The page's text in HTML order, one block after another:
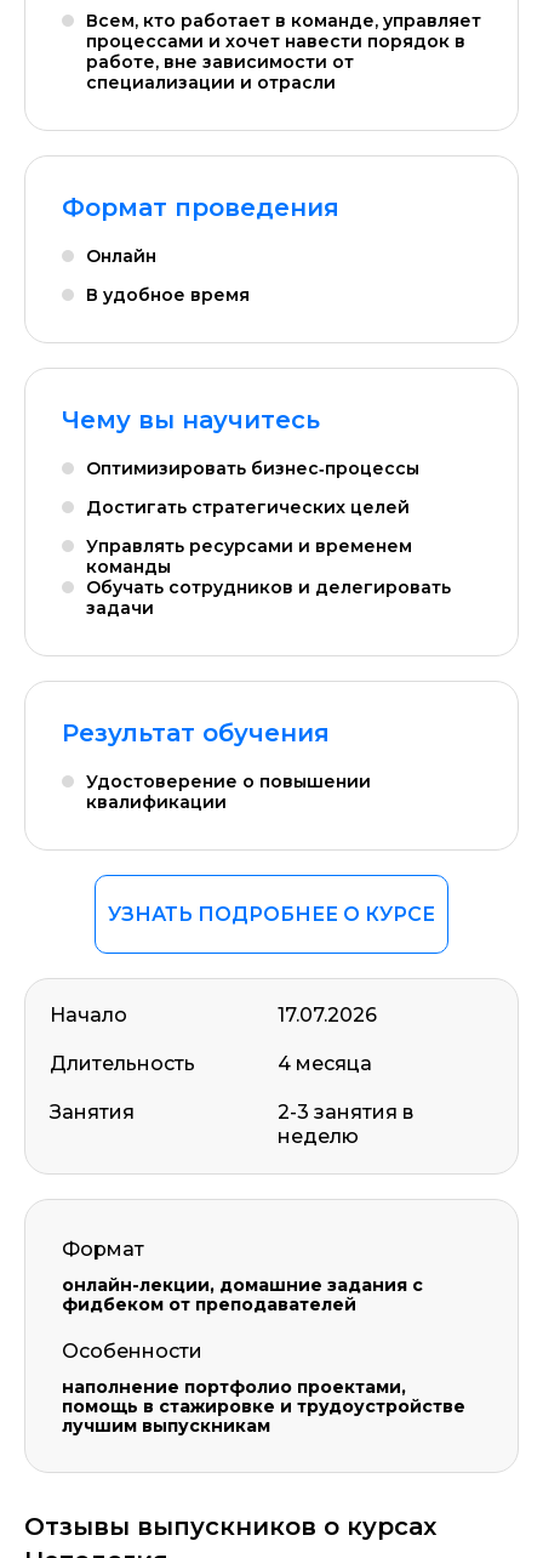
Всем, кто работает в команде, управляет
процессами и хочет навести порядок в
работе, вне зависимости от
специализации и отрасли
Формат проведения
Онлайн
В удобное время
Чему вы научитесь
Оптимизировать бизнес‑процессы
Достигать стратегических целей
Управлять ресурсами и временем
команды
Обучать сотрудников и делегировать
задачи
Результат обучения
Удостоверение о повышении
квалификации
УЗНАТЬ ПОДРОБНЕЕ О КУРСЕ
Начало
Длительность
Занятия
17.07.2026
4 месяца
2-3 занятия в
неделю
Формат
онлайн-лекции, домашние задания с
фидбеком от преподавателей
Особенности
наполнение портфолио проектами,
помощь в стажировке и трудоустройстве
лучшим выпускникам
Отзывы выпускников о курсах
Оставить комментарий